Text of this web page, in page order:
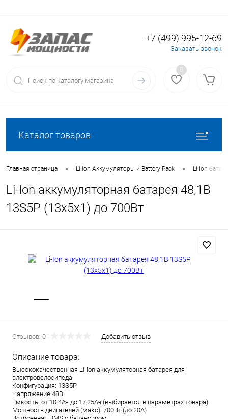
Вход Регистрация
+7 (499) 995-12-69
Заказать звонок
0
Каталог товаров
Главная страница • Li-Ion Аккумуляторы и Battery Pack • Li-Ion
Li-Ion аккумуляторная батарея 48,1В
13S5P (13x5x1) до 700Вт
Отзывов: 0 Добавить отзыв
Описание товара:
Высококачественная Li-ion аккумуляторная батарея для
электровелосипеда
Конфигурация: 13S5P
Напряжение 48В
Емкость: от 10.4Ач до 17,25Ач (выбирается в параметрах товара)
Мощность двигателей (макс): 700Вт (до 20А)